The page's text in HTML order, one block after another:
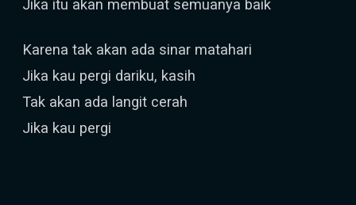
Jika itu akan membuat semuanya baik
Karena tak akan ada sinar matahari
Jika kau pergi dariku, kasih
Tak akan ada langit cerah
Jika kau pergi